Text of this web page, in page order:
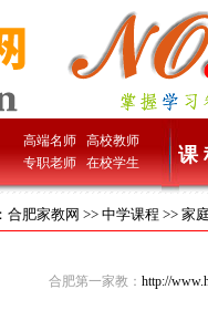
高端名师
高校教师
专职老师
在校学生 课
合肥家教网 >> 中学课程 >> 家
合肥第一家教： http://